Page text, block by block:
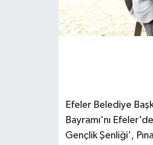
Efeler Belediye
Bayramı'nı
Gençlik Şenliği',
HABERDE İNSAN